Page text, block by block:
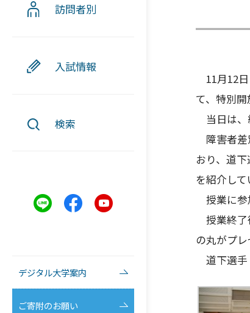
訪問者別
入試情報
検索
デジタル大学案内
ご寄附のお願い
11月12日
て、特別開
当日は、
障害者差
おり、道
を紹介して
授業に参
授業終了
の丸がプレ
道下選手